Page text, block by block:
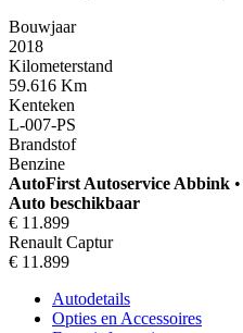
Bouwjaar
2018
Kilometerstand
59.616 Km
Kenteken
L-007-PS
Brandstof
Benzine
AutoFirst Autoservice Abbink •
Auto beschikbaar
€ 11.899
Renault Captur
€ 11.899
Autodetails
Opties en Accessoires